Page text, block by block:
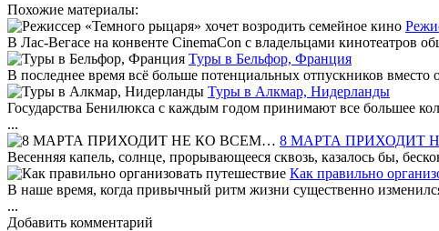
Похожие материалы:
В Лас-Вегасе на конвенте CinemaCon с владельцами кинотеатров
Туры в Бельфор, Франция
В последнее время всё больше потенциальных отпускников
Туры в Алкмар, Нидерланды
Государства Бенилюкса с каждым годом принимают все большее
...
8 МАРТА ПРИХОДИТ
Весенняя капель, солнце, прорывающееся сквозь, казалось бы,
Как правильно
В наше время, когда привычный ритм жизни существенно
...
Добавить комментарий